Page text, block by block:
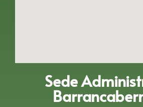
Sede